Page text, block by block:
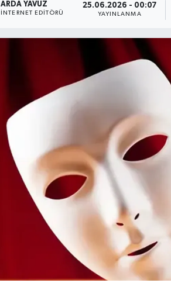
ARDA YAVUZ
İNTERNET EDITÖRÜ
25.06.2026 - 00:07
YAYINLANMA